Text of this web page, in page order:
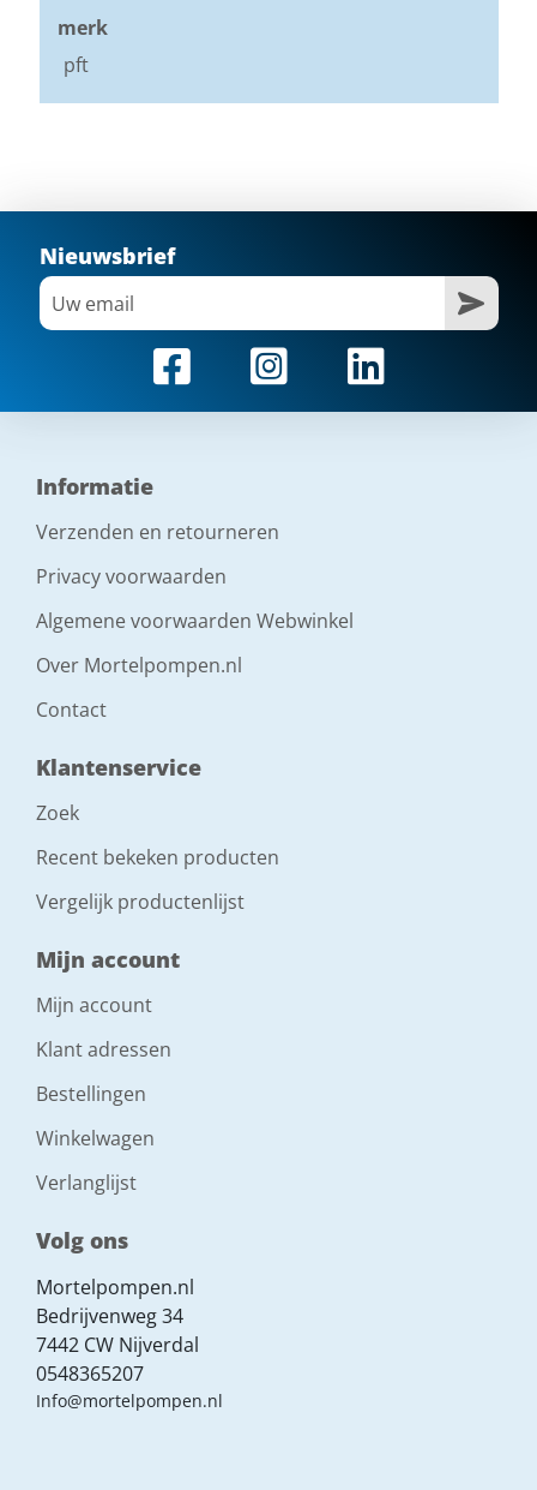
merk
pft
Nieuwsbrief
Informatie
Verzenden en retourneren
Privacy voorwaarden
Algemene voorwaarden Webwinkel
Over Mortelpompen.nl
Contact
Klantenservice
Zoek
Recent bekeken producten
Vergelijk productenlijst
Mijn account
Mijn account
Klant adressen
Bestellingen
Winkelwagen
Verlanglijst
Volg ons
Mortelpompen.nl
Bedrijvenweg 34
7442 CW Nijverdal
0548365207
Info@mortelpompen.nl